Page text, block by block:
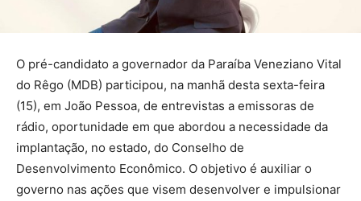
O pré-candidato a governador da Paraíba Veneziano Vital
do Rêgo (MDB) participou, na manhã desta sexta-feira
(15), em João Pessoa, de entrevistas a emissoras de
rádio, oportunidade em que abordou a necessidade da
implantação, no estado, do Conselho de
Desenvolvimento Econômico. O objetivo é auxiliar o
governo nas ações que visem desenvolver e impulsionar